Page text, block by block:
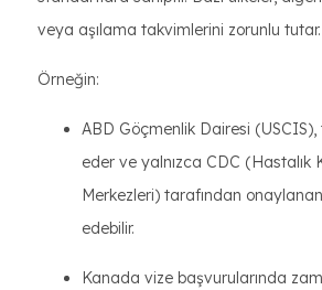
veya aşılama takvimlerini zorunlu tutar.
Örneğin:
ABD Göçmenlik Dairesi
eder ve yalnızca CDC (Hastalık
Merkezleri) tarafından onaylanan
edebilir.
Kanada vize başvurularında